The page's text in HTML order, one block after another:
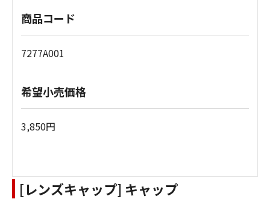
商品コード
7277A001
希望小売価格
3,850円
[レンズキャップ] キャップ